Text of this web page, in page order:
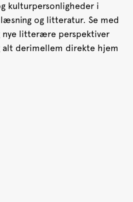
kulturpersonligheder i
og litteratur. Se med
nye litterære perspektiver
derimellem direkte hjem